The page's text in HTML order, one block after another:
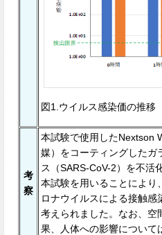
図1.ウイルス感染価の推移
考
察
本試験で使⽤したNextson
媒）をコーティングしたガ
ス（SARS-CoV-2）を不活
本試験を⽤いることにより
ロナウイルスによる接触
考えられました。なお、空
果、⼈体への影響について